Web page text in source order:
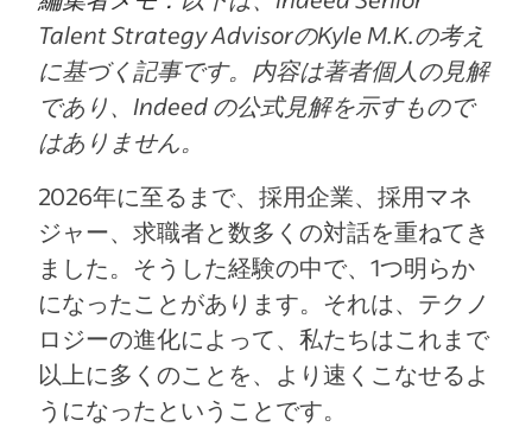
Talent Strategy AdvisorのKyle M.K.の考え
に基づく記事です。内容は著者個人の見解
であり、Indeed の公式見解を示すもので
はありません。
2026年に至るまで、採用企業、採用マネ
ジャー、求職者と数多くの対話を重ねてき
ました。そうした経験の中で、1つ明らか
になったことがあります。それは、テクノ
ロジーの進化によって、私たちはこれまで
以上に多くのことを、より速くこなせるよ
うになったということです。